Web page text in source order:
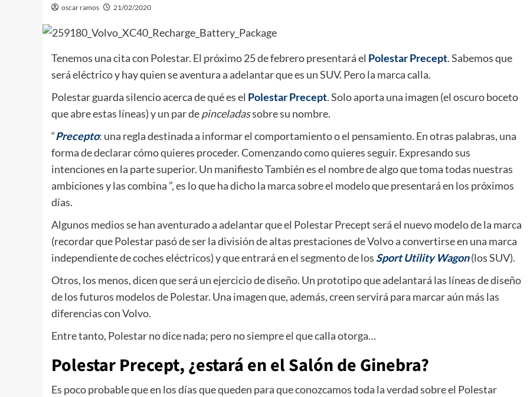
oscar ramos 21/02/2020
Tenemos una cita con Polestar. El próximo 25 de febrero presentará el Polestar Precept. Sabemos que
será eléctrico y hay quien se aventura a adelantar que es un SUV. Pero la marca calla.
Polestar guarda silencio acerca de qué es el Polestar Precept. Solo aporta una imagen (el oscuro boceto
que abre estas líneas) y un par depinceladassobre su nombre.
“Precepto: una regla destinada a informar el comportamiento o el pensamiento. En otras palabras, una
forma de declarar cómo quieres proceder. Comenzando como quieres seguir. Expresando sus
intenciones en la parte superior. Un manifiesto También es el nombre de algo que toma todas nuestras
ambiciones y las combina ”, es lo que ha dicho la marca sobre el modelo que presentará en los próximos
días.
Algunos medios se han aventurado a adelantar que el Polestar Precept será el nuevo modelo de la marca
(recordar que Polestar pasó de ser la división de altas prestaciones de Volvo a convertirse en una marca
independiente de coches eléctricos) y que entrará en el segmento de los Sport Utility Wagon(los SUV).
Otros, los menos, dicen que será un ejercicio de diseño. Un prototipo que adelantará las líneas de diseño
de los futuros modelos de Polestar. Una imagen que, además, creen servirá para marcar aún más las
diferencias con Volvo.
Entre tanto, Polestar no dice nada; pero no siempre el que calla otorga…
Polestar Precept, ¿estará en el Salón de Ginebra?
Es poco probable que en los días que queden para que conozcamos toda la verdad sobre el Polestar